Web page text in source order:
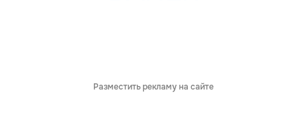
Разместить рекламу на сайте